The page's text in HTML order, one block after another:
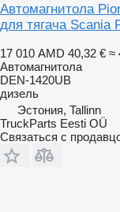
Автомагнитола
для тягача Scania
17 010 AMD 40,32 € ≈
Автомагнитола
DEN-1420UB
дизель
Эстония, Tallinn
TruckParts Eesti OÜ
Связаться с